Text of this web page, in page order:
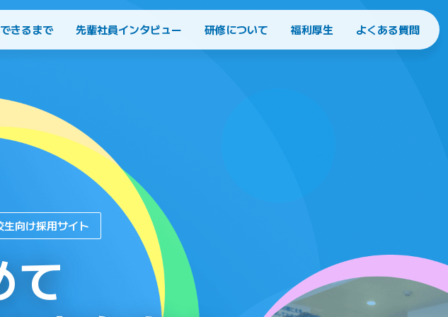
きるまで 先輩社員インタビュー 研修について 福利厚生 よくある質問
向け採用サイト
て